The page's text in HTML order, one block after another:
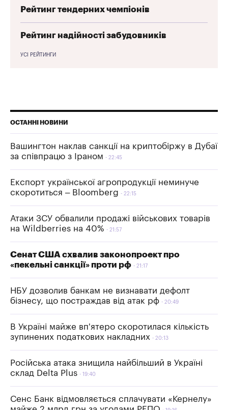
Рейтинг тендерних чемпіонів
Рейтинг надійності забудовників
УСІ РЕЙТИНГИ
ОСТАННІ НОВИНИ
Вашингтон наклав санкції на криптобіржу в Дубаї
за співпрацю з Іраном
22:45
Експорт української агропродукції неминуче
скоротиться – Bloomberg
22:15
Атаки ЗСУ обвалили продажі військових товарів
на Wildberries на 40%
21:57
Сенат США схвалив законопроект про
«пекельні санкції» проти рф
21:17
НБУ дозволив банкам не визнавати дефолт
бізнесу, що постраждав від атак рф
20:49
В Україні майже вп'ятеро скоротилася кількість
зупинених податкових накладних
20:13
Російська атака знищила найбільший в Україні
склад Delta Plus
19:40
Сенс Банк відмовляється сплачувати «Кернелу»